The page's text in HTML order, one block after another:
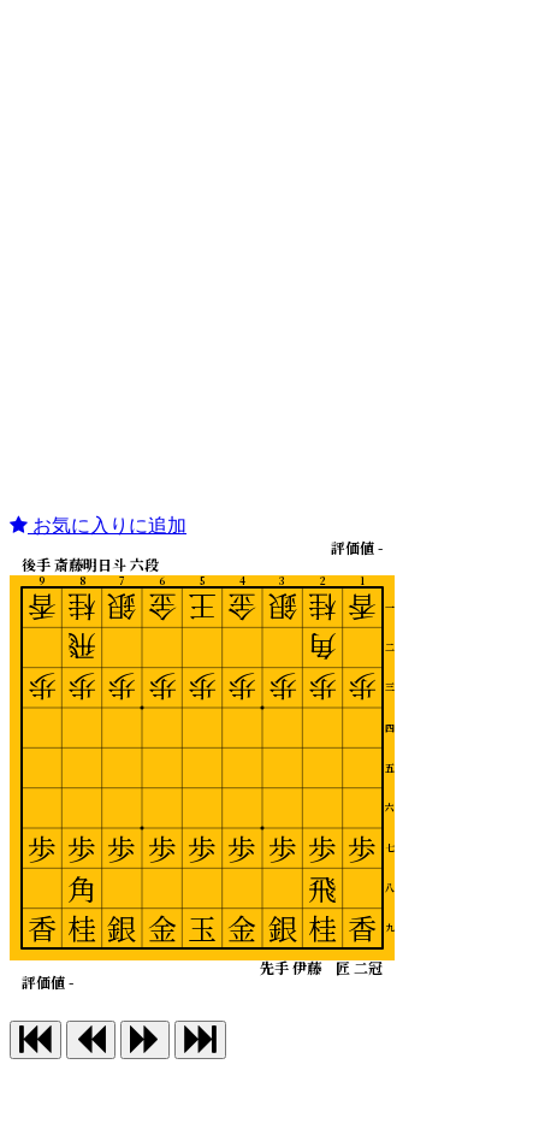
お気に入りに追加
1
2
3
4
5
6
7
8
9
一
二
三
四
五
六
七
八
九
先手 伊藤 匠 二冠
後手 斎藤明日斗 六段
評価値 -
評価値 -
香
歩
歩
香
桂
角
歩
歩
飛
桂
銀
歩
歩
銀
金
歩
歩
金
王
歩
歩
玉
金
歩
歩
金
銀
歩
歩
銀
桂
飛
歩
歩
角
桂
香
歩
歩
香